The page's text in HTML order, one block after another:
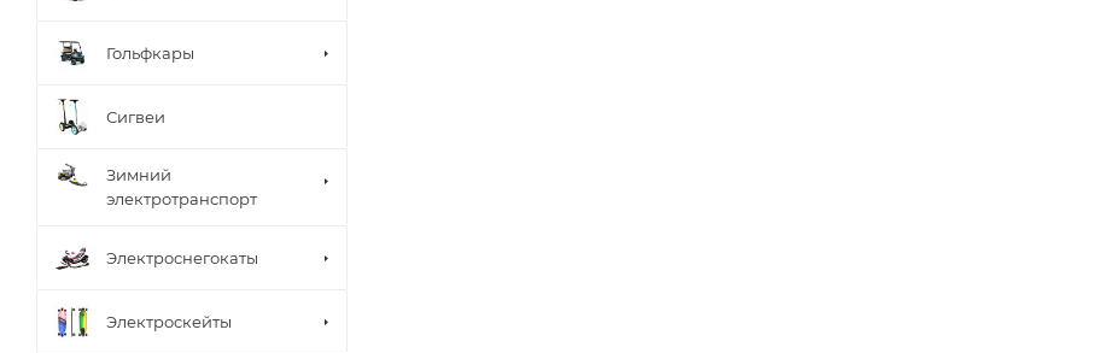
Гольфкары
Сигвеи
Зимний
электротранспорт
Электроснегокаты
Электроскейты